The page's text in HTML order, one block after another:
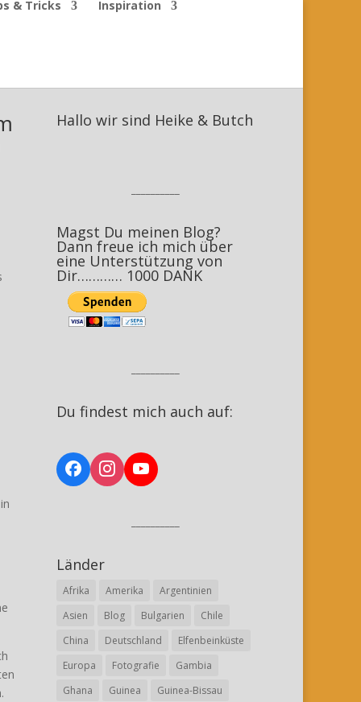
& Tricks Inspiration
Hallo wir sind Heike & Butch
Magst Du meinen Blog?
Dann freue ich mich über
eine Unterstützung von
Dir………… 1000 DANK
Du findest mich auch auf:
Länder
Afrika Amerika
Argentinien
Asien
Blog Bulgarien
Chile
China
Deutschland
Elfenbeinküste
Europa
Fotografie
Gambia
Ghana
Guinea
Guinea-Bissau